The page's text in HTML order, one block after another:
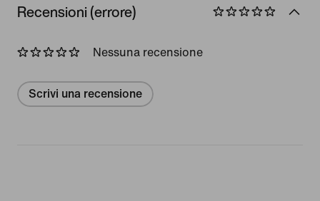
Recensioni (errore)
Nessuna recensione
Scrivi una recensione